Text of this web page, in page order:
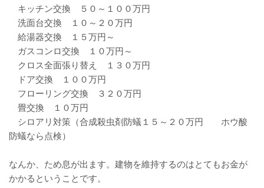
キッチン交換 ５０～１００万円
洗面台交換 １０～２０万円
給湯器交換 １５万円～
ガスコンロ交換 １０万円～
クロス全面張り替え １３０万円
ドア交換 １００万円
フローリング交換 ３２０万円
畳交換 １０万円
シロアリ対策（合成殺虫剤防蟻１５～２０万円 ホウ酸
防蟻なら点検）
なんか、ため息が出ます。建物を維持するのはとてもお金が
かかるということです。